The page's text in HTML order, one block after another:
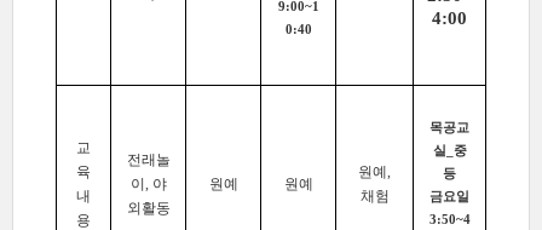
9:00~1
0:40
4:00
교
육
내
용
전래놀
이, 야
외활동
원예 원예
원예,
채험
목공교
실_중
등
금요일
3:50~4